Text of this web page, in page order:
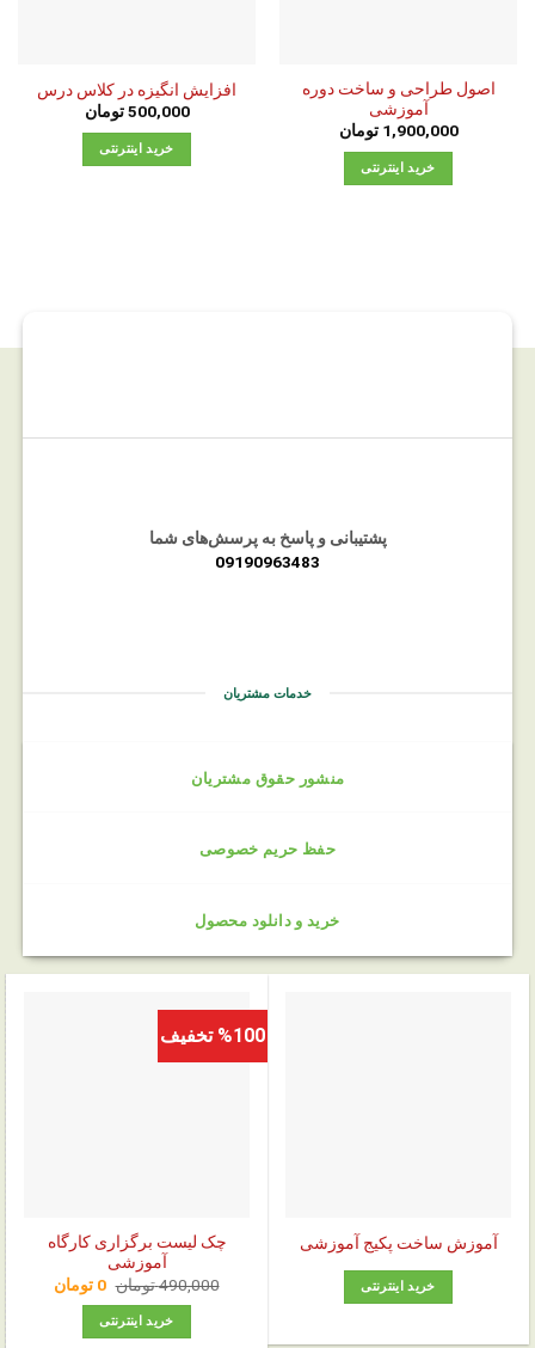
اصول طراحی و ساخت دوره
آموزشی
1,900,000 تومان
خرید اینترنتی
افزایش انگیزه در کلاس درس
500,000 تومان
خرید اینترنتی
پشتیبانی و پاسخ به پرسش‌های شما
09190963483
خدمات مشتریان
منشور حقوق مشتریان
حفظ حریم خصوصی
خرید و دانلود محصول
آموزش ساخت پکیج آموزشی
خرید اینترنتی
%100 تخفیف
چک‌ لیست برگزاری کارگاه
آموزشی
490,000تومان قیمت
اصلی:
بود.
0 تومانقیمت
فعلی:
خرید اینترنتی